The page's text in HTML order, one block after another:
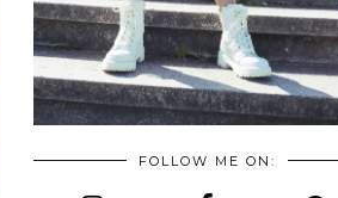
FOLLOW ME ON: